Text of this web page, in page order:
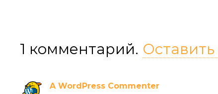
1 комментарий.
A WordPress Commenter